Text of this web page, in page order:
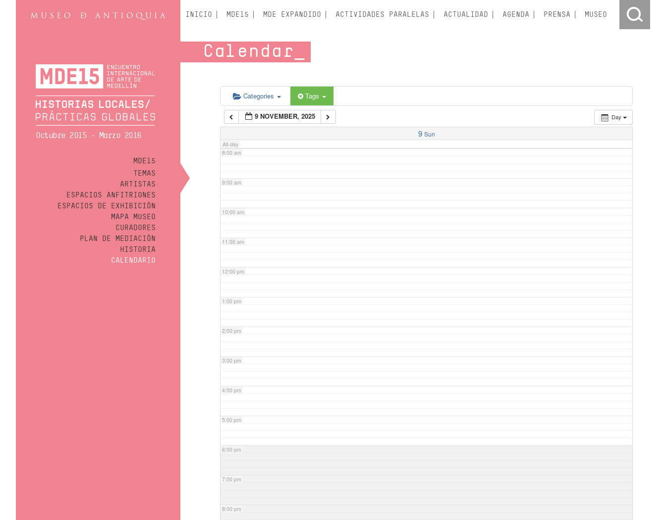
Octubre 2015 - Marzo 2016
MDE15
TEMAS
ARTISTAS
ESPACIOS ANFITRIONES
ESPACIOS DE EXHIBICIÓN
MAPA MUSEO
CURADORES
PLAN DE MEDIACIÓN
HISTORIA
CALENDARIO
INICIO MDE15 MDE EXPANDIDO ACTIVIDADES PARALELAS ACTUALIDAD AGENDA PRENSA MUSEO
Calendar
Categories Tags
Day
9 NOVEMBER, 2025
9 Sun
All-day
5:00 am
6:00 am
7:00 am
8:00 am
9:00 am
10:00 am
11:00 am
12:00 pm
1:00 pm
2:00 pm
3:00 pm
4:00 pm
5:00 pm
6:00 pm
7:00 pm
8:00 pm